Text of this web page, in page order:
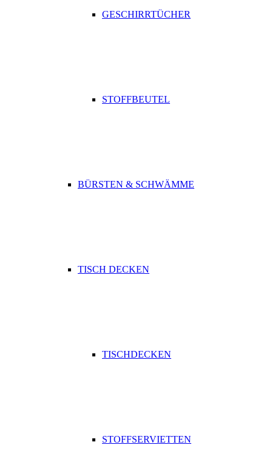
GESCHIRRTÜCHER
STOFFBEUTEL
BÜRSTEN & SCHWÄMME
TISCH DECKEN
TISCHDECKEN
STOFFSERVIETTEN